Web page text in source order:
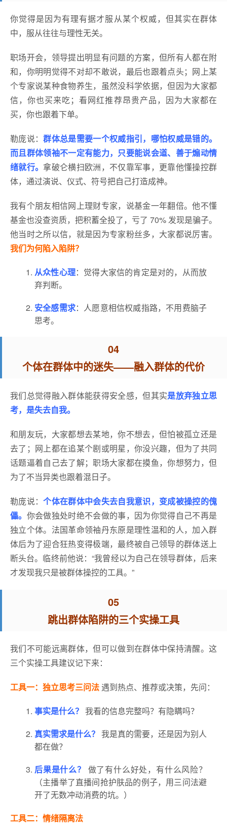
你觉得是因为有理有据才服从某个权威，但其实在群体
中，服从往往与理性无关。
职场开会，领导提出明显有问题的方案，但所有人都在附
和，你明明觉得不对却不敢说，最后也跟着点头；网上某
个专家说某种食物养生，虽然没科学依据，但因为大家都
信，你也买来吃；看网红推荐昂贵产品，因为大家都在
买，你也跟着下单。
勒庞说：群体总是需要一个权威指引，哪怕权威是错的。
而且群体领袖不一定有能力，只要能说会道、善于煽动情
绪就行。拿破仑横扫欧洲，不仅靠军事，更靠他懂操控群
体，通过演说、仪式、符号把自己打造成神。
我有个朋友相信网上理财专家，说基金一年翻倍。他不懂
基金也没查资质，把积蓄全投了，亏了 70% 发现是骗子。
他当时之所以信，就是因为专家粉丝多，大家都说厉害。
我们为何陷入陷阱？
从众性心理：觉得大家信的肯定是对的，从而放
弃判断。
安全感需求：人愿意相信权威指路，不用费脑子
思考。
04
个体在群体中的迷失——融入群体的代价
我们总觉得融入群体能获得安全感，但其实是放弃独立思
考，是失去自我。
和朋友玩，大家都想去某地，你不想去，但怕被孤立还是
去了；网上都在追某个剧或明星，你没兴趣，但为了共同
话题逼着自己去了解；职场大家都在摸鱼，你想努力，但
为了不当异类也跟着混日子。
勒庞说：个体在群体中会失去自我意识，变成被操控的傀
儡。 你会做独处时绝不会做的事，因为你觉得自己不再是
独立个体。法国革命领袖丹东原是理性温和的人，加入群
体后为了迎合狂热变得极端，最终被自己领导的群体送上
断头台。临终前他说：“我曾经以为自己在领导群体，后来
才发现我只是被群体操控的工具。”
05
跳出群体陷阱的三个实操工具
我们不可能远离群体，但可以做到在群体中保持清醒。这
三个实操工具建议记下来：
工具一：独立思考三问法遇到热点、推荐或决策，先问：
事实是什么？ 我看的信息完整吗？有隐瞒吗？
真实需求是什么？ 我是真的需要，还是因为别人
都在做？
后果是什么？
做了有什么好处，有什么风险？
（主播举了直播间抢护肤品的例子，用三问法避
开了无数冲动消费的坑。）
工具二：情绪隔离法